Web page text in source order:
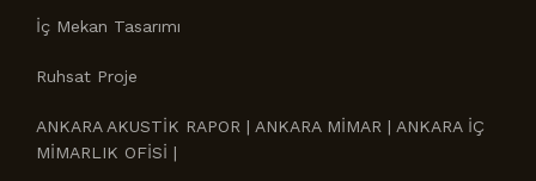
İç Mekan Tasarımı
Ruhsat Proje
ANKARA AKUSTİK RAPOR | ANKARA MİMAR | ANKARA İÇ
MİMARLIK OFİSİ |